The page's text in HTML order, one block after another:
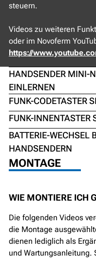
steuern.
Videos zu weiteren
oder im Novoferm
https://
HANDSENDER MINI-
EINLERNEN
FUNK-CODETASTER
FUNK-INNENTASTER
BATTERIE-WECHSEL
HANDSENDERN
MONTAGE
WIE MONTIERE ICH
Die folgenden Videos
die Montage
dienen lediglich als
und Wartungsanleitung.